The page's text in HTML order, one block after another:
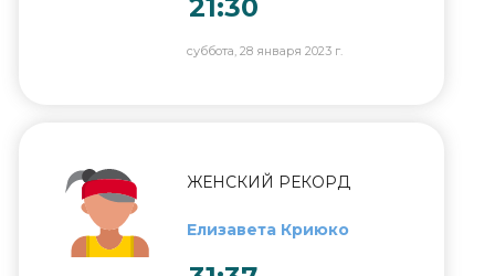
21:30
суббота, 28 января 2023 г.
ЖЕНСКИЙ РЕКОРД
Елизавета Криюко